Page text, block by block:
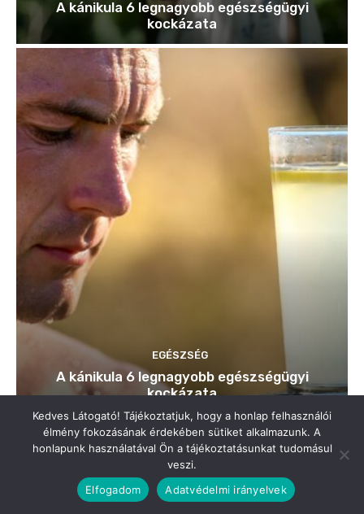
Kedves Látogató! Tájékoztatjuk, hogy a honlap felhasználói
élmény fokozásának érdekében sütiket alkalmazunk. A
honlapunk használatával Ön a tájékoztatásunkat tudomásul
veszi.
Elfogadom
Adatvédelmi irányelvek